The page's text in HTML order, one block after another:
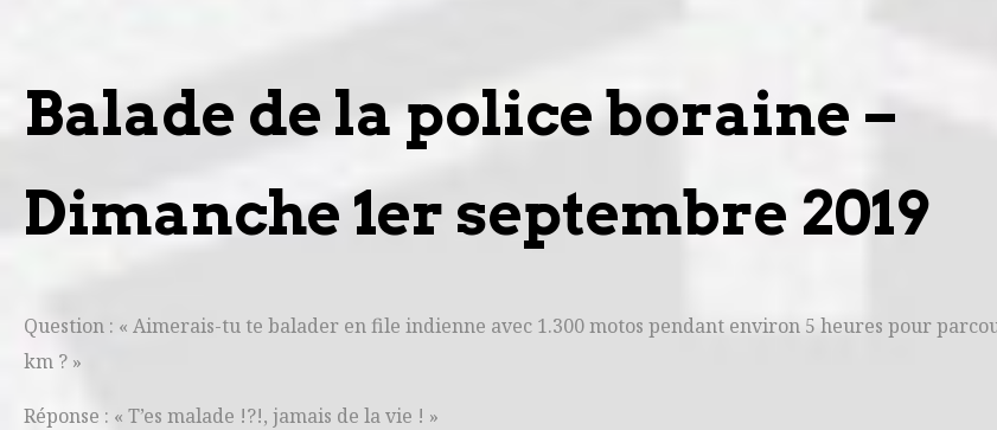
Balade de la police boraine –
Dimanche 1er septembre 2019
Question : « Aimerais-tu te balader en file indienne avec 1.300 motos pendant environ 5 heures pour
km ? »
Réponse : « T’es malade !?!, jamais de la vie ! »